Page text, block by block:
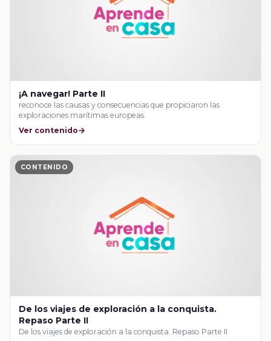
¡A navegar! Parte II
reconoce las causas y consecuencias que propiciaron las
exploraciones marítimas europeas.
Ver contenido
CONTENIDO
De los viajes de exploración a la conquista.
Repaso Parte II
De los viajes de exploración a la conquista. Repaso Parte II